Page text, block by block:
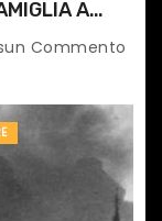
A
Commento